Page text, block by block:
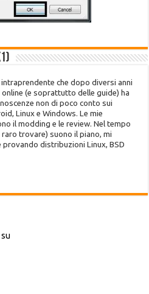
che dopo diversi anni
(e soprattutto delle guide) ha
non di poco conto sui
Linux e Windows. Le mie
il modding e le review. Nel tempo
raro trovare) suono il piano, mi
distribuzioni Linux, BSD